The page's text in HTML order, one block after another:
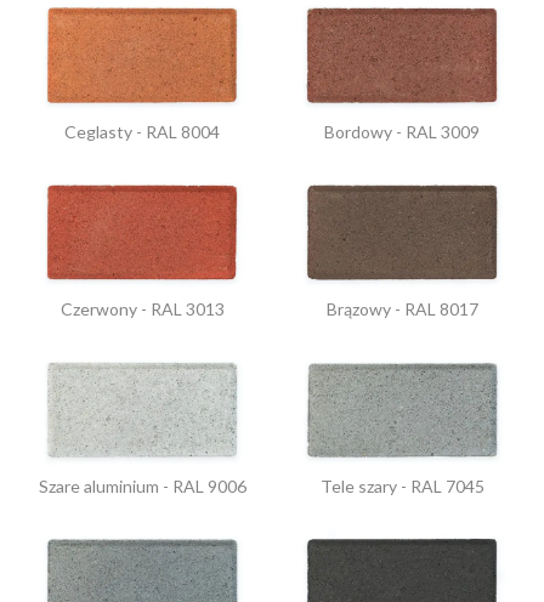
Ceglasty - RAL 8004 Bordowy - RAL 3009
Czerwony - RAL 3013 Brązowy - RAL 8017
Szare aluminium - RAL 9006 Tele szary - RAL 7045